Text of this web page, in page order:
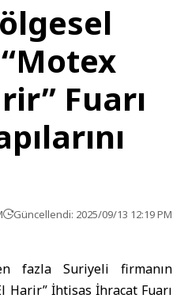
Fuarı
Güncellendi: 2025/09/13 12:19 PM
fazla Suriyeli firmanın
Harir” İhtisas İhracat Fuarı